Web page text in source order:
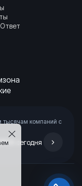
тысячам компаний с
сегодня